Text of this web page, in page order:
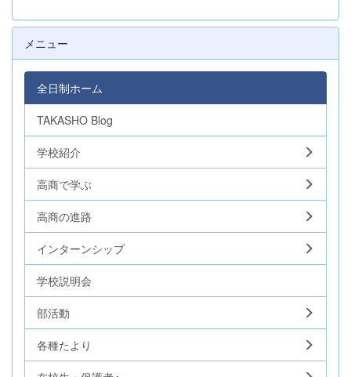
メニュー
全日制ホーム
TAKASHO Blog
学校紹介
高商で学ぶ
高商の進路
インターンシップ
学校説明会
部活動
各種たより